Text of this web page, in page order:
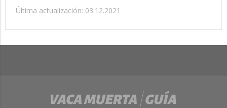
Última actualización: 03.12.2021